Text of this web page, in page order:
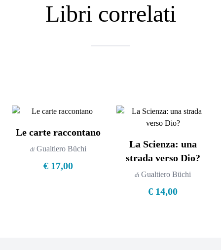
Libri correlati
Le carte raccontano
di Gualtiero Büchi
€ 17,00
La Scienza: una
strada verso Dio?
di Gualtiero Büchi
€ 14,00